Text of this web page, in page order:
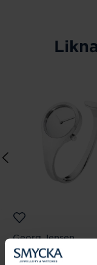
Georg Jensen
VIVIANNA - 27mm,